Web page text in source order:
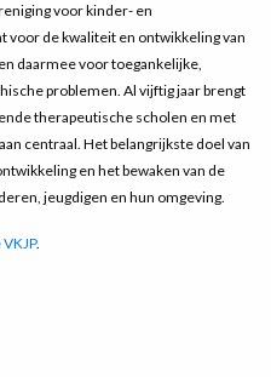
voor kinder- en
voor de kwaliteit en ontwikkeling van
daarmee voor toegankelijke,
problemen. Al vijftig jaar brengt
therapeutische scholen en met
centraal. Het belangrijkste doel van
en het bewaken van de
jeugdigen en hun omgeving.
.